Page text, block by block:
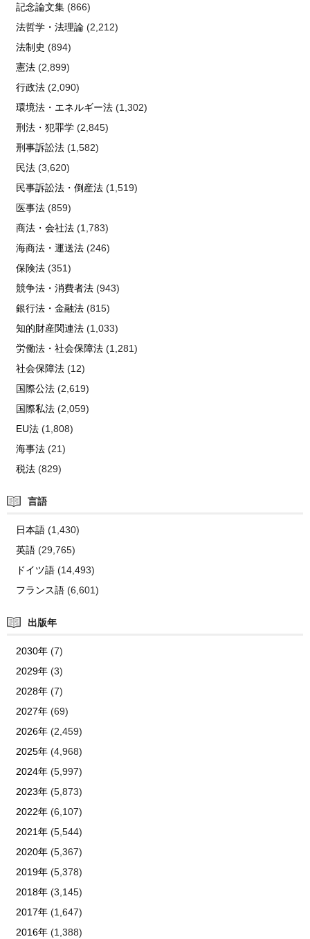
記念論文集(866)
法哲学・法理論(2,212)
法制史 (894)
憲法(2,899)
行政法(2,090)
環境法・エネルギー法(1,302)
刑法・犯罪学(2,845)
刑事訴訟法(1,582)
民法(3,620)
民事訴訟法・倒産法(1,519)
医事法(859)
商法・会社法(1,783)
海商法・運送法(246)
保険法(351)
競争法・消費者法(943)
銀行法・金融法(815)
知的財産関連法(1,033)
労働法・社会保障法(1,281)
社会保障法(12)
国際公法(2,619)
国際私法(2,059)
EU法(1,808)
海事法(21)
税法(829)
言語
日本語(1,430)
英語(29,765)
ドイツ語(14,493)
フランス語(6,601)
出版年
2030年(7)
2029年(3)
2028年(7)
2027年(69)
2026年(2,459)
2025年(4,968)
2024年(5,997)
2023年(5,873)
2022年(6,107)
2021年(5,544)
2020年(5,367)
2019年(5,378)
2018年(3,145)
2017年(1,647)
2016年(1,388)